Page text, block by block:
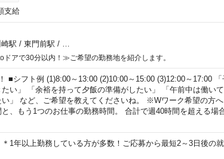
支給
駅 / 東門前駅 /
アで30分以内！≫ご希望の勤務地を紹介します。
■シフト例 (1)8:00～13:00 (2)10:00～15:00 (3)12:00～17:00
い」 「余裕を持って夕飯の準備がしたい」 「午前中は働い
い」 など、ご希望を教えてくださいね。 ※Wワーク希望の方
、もう1つのお仕事の勤務時間。 合計で週40時間を超える場
＊1年以上勤務している方が多数！ご応募から最短2～3日後の